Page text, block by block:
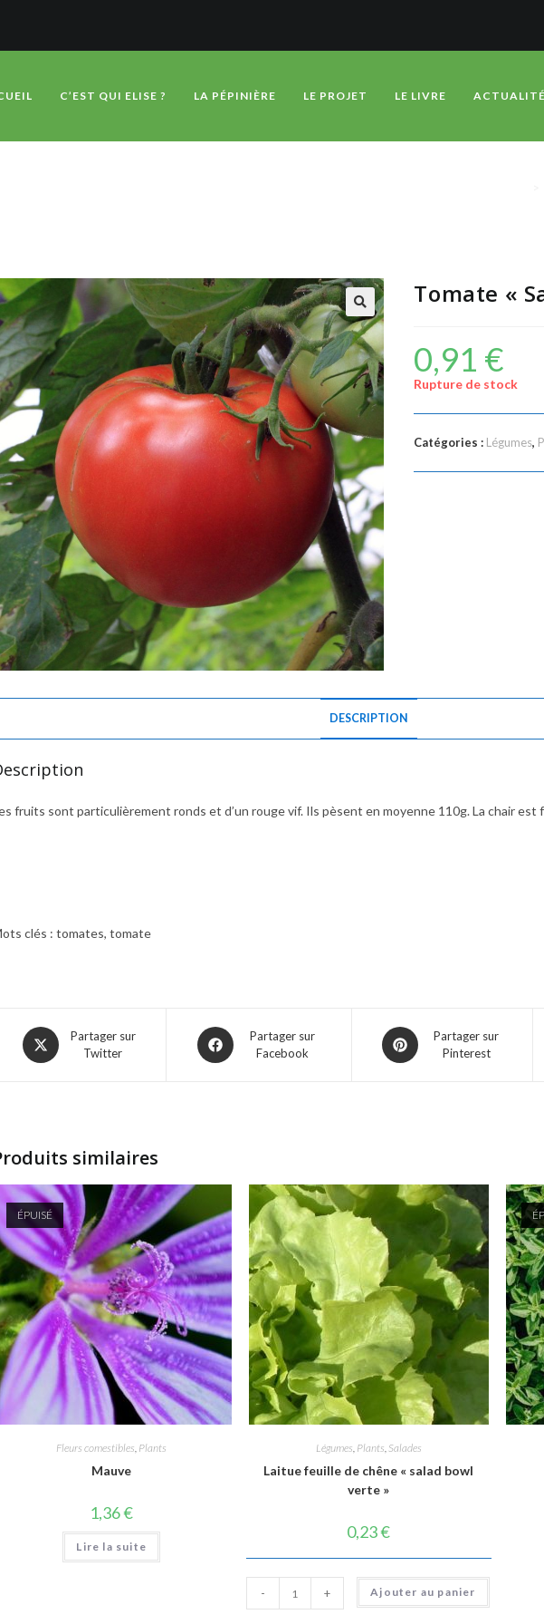
C’EST QUI ELISE ? LA PÉPINIÈRE LE PROJET LE LIVRE
Tomate «
0,91 €
Rupture de stock
Catégories : Légumes,
DESCRIPTION
fruits sont particulièrement ronds et d’un rouge vif. Ils pèsent en moyenne 110g. La chair est
clés : tomates, tomate
Opens
in
Partager sur
Twitter
Opens
in
Partager sur
Facebook
Opens
in
Partager sur
Pinterest
similaires
ÉPUISÉ
Fleurs comestibles, Plants
Mauve
1,36€
Lire la suite
Légumes, Plants, Salades
Laitue feuille de chêne « salad bowl
verte »
0,23€
quantité
de
Laitue
- + Ajouter au panier